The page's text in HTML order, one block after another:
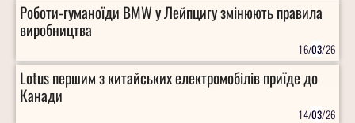
Роботи-гуманоїди BMW у Лейпцигу змінюють правила
виробництва
16/03/26
Lotus першим з китайських електромобілів приїде до
Канади
14/03/26